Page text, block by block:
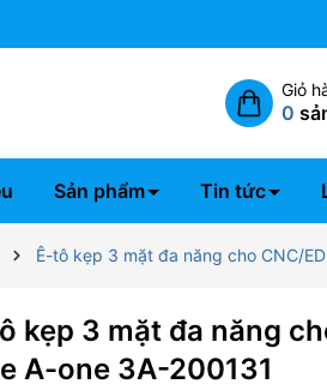
Giỏ
0
Sản phẩm Tin tức
Ê-tô kẹp 3 mặt đa năng cho CNC/
kẹp 3 mặt đa năng
A-one 3A-200131